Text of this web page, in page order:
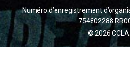
Numéro d’enregistrement
754802288
© 2026 CCLA.